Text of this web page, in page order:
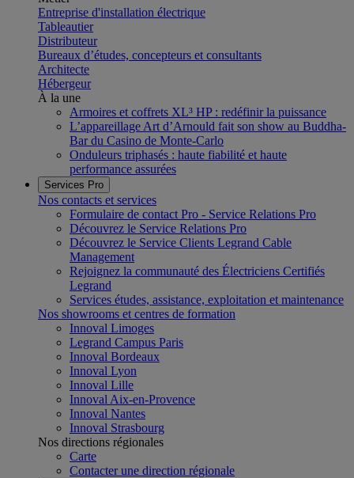
Entreprise d'installation électrique
Tableautier
Distributeur
Bureaux d’études, concepteurs et consultants
Architecte
Hébergeur
À la une
Armoires et coffrets XL³ HP : redéfinir la puissance
L’appareillage Art d’Arnould fait son show au Buddha-
Bar du Casino de Monte-Carlo
Onduleurs triphasés : haute fiabilité et haute
performance assurées
Services Pro
Nos contacts et services
Formulaire de contact Pro - Service Relations Pro
Découvrez le Service Relations Pro
Découvrez le Service Clients Legrand Cable
Management
Rejoignez la communauté des Électriciens Certifiés
Legrand
Services études, assistance, exploitation et maintenance
Nos showrooms et centres de formation
Innoval Limoges
Legrand Campus Paris
Innoval Bordeaux
Innoval Lyon
Innoval Lille
Innoval Aix-en-Provence
Innoval Nantes
Innoval Strasbourg
Nos directions régionales
Carte
Contacter une direction régionale